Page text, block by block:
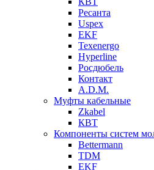
Ресанта
Uspex
EKF
Texenergo
Hyperline
Росдюбель
Контакт
A.D.M.
Муфты кабельные
Zkabel
КВТ
Компоненты систем
Bettermann
TDM
EKF